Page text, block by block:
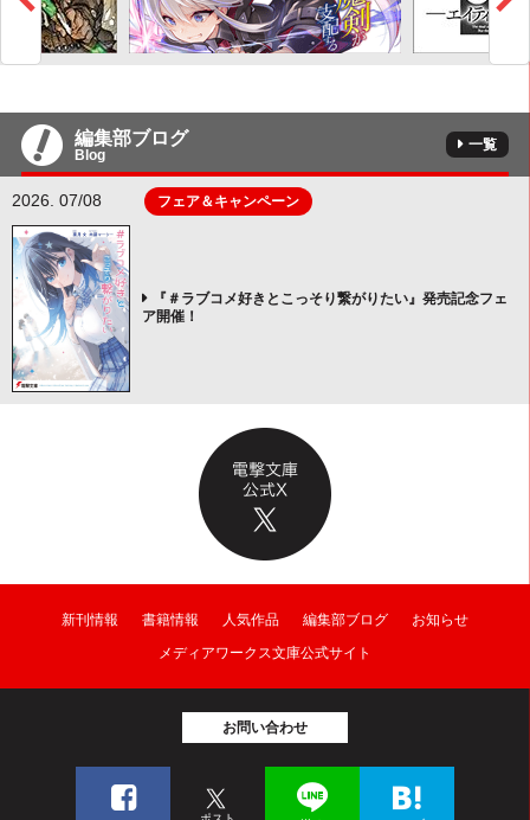
編集部ブログ
Blog
一覧
2026. 07/08 フェア＆キャンペーン
『＃ラブコメ好きとこっそり繋がりたい』発売記念フェ
ア開催！
新刊情報 書籍情報 人気作品 編集部ブログ
お知らせ
メディアワークス文庫公式サイト
お問い合わせ